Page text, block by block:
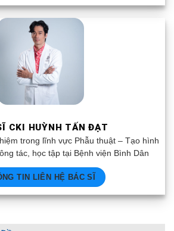
CKI HUỲNH TẤN ĐẠT
trong lĩnh vực Phẫu thuật – Tạo hình
tác, học tập tại Bệnh viện Bình Dân
TIN LIÊN HỆ BÁC SĨ